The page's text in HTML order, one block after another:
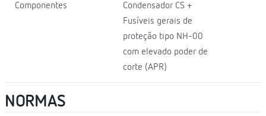
Componentes
Condensador CS +
Fusíveis gerais de
proteção tipo NH-00
com elevado poder de
corte (APR)
NORMAS